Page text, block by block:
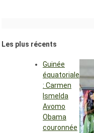
Les plus récents
Guinée
équatoriale
: Carmen
Ismelda
Avomo
Obama
couronnée